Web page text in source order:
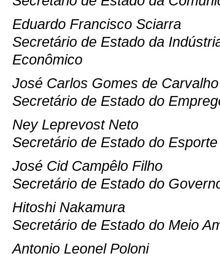
Eduardo Francisco Sciarra
Secretário de Estado da
Econômico
José Carlos Gomes de Carvalho
Secretário de Estado do
Ney Leprevost Neto
Secretário de Estado do
José Cid Campêlo Filho
Secretário de Estado do
Hitoshi Nakamura
Secretário de Estado do Meio
Antonio Leonel Poloni